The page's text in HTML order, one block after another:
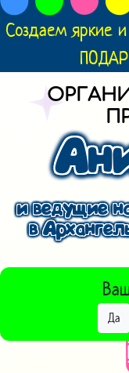
Создаем яркие
и ведущие
в
Да